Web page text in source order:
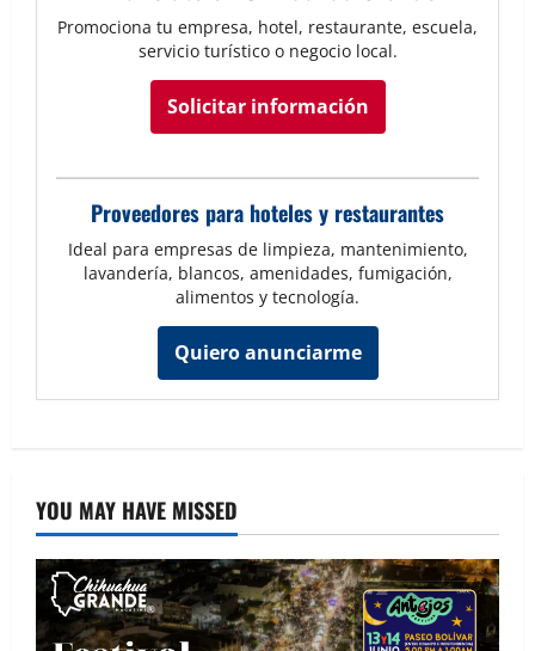
Promociona tu empresa, hotel, restaurante, escuela,
servicio turístico o negocio local.
Solicitar información
Proveedores para hoteles y restaurantes
Ideal para empresas de limpieza, mantenimiento,
lavandería, blancos, amenidades, fumigación,
alimentos y tecnología.
Quiero anunciarme
YOU MAY HAVE MISSED